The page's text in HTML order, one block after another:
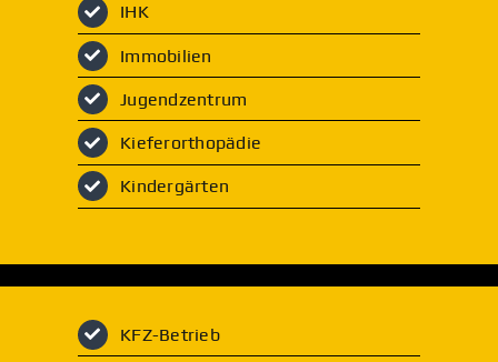
IHK
Immobilien
Jugendzentrum
Kieferorthopädie
Kindergärten
KFZ-Betrieb